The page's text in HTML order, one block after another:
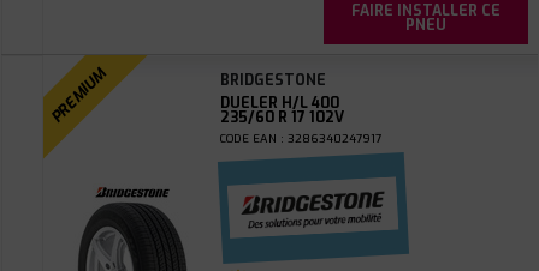
FAIRE INSTALLER CE
PNEU
PREMIUM
BRIDGESTONE
DUELER H/L 400
235/60 R 17 102V
CODE EAN : 3286340247917